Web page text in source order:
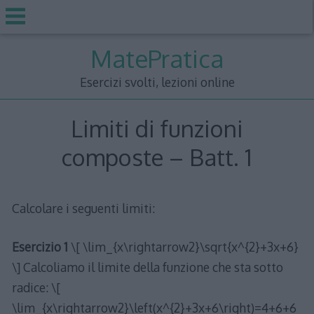
MatePratica
Esercizi svolti, lezioni online
Limiti di funzioni
composte – Batt. 1
Calcolare i seguenti limiti:
Esercizio 1 \[ \lim_{x\rightarrow2}\sqrt{x^{2}+3x+6}
\] Calcoliamo il limite della funzione che sta sotto
radice: \[
\lim_{x\rightarrow2}\left(x^{2}+3x+6\right)=4+6+6